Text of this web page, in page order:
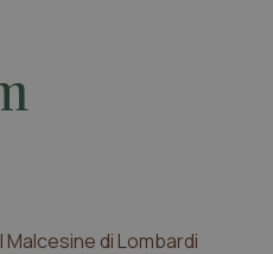
di Lombardi